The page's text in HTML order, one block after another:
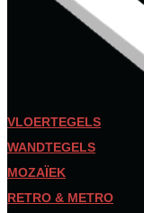
VLOERTEGELS
WANDTEGELS
MOZAÏEK
RETRO & METRO